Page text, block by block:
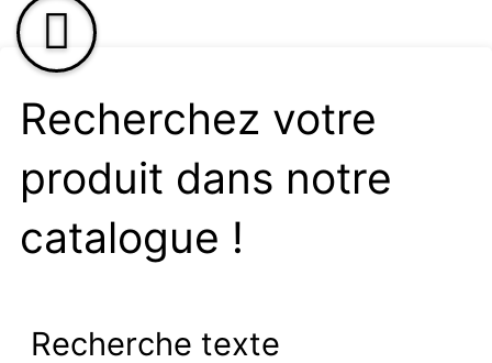
Recherchez votre
produit dans notre
catalogue !
Recherche texte